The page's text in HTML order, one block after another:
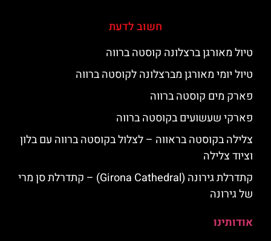
חשוב לדעת
טיול מאורגן ברצלונה קוסטה ברווה
טיול יומי מאורגן מברצלונה לקוסטה ברווה
פארק מים קוסטה ברווה
פארקי שעשועים בקוסטה ברווה
צלילה בקוסטה בראווה – לצלול בקוסטה ברווה עם בלון
וציוד צלילה
קתדרלת גירונה (Girona Cathedral) – קתדרלת סן מרי
של גירונה
אודותינו